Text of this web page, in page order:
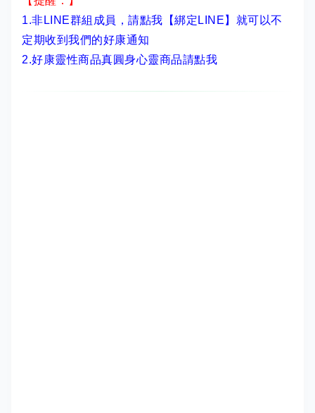
1.非LINE群組成員， 請點我【綁定LINE】 就可以不
定期收到我們的好康通知
2.好康靈性商品真圓身心靈商品請點我